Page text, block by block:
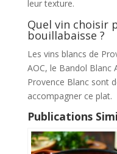
leur texture.
Quel vin choisir
bouillabaisse ?
Les vins blancs de
AOC, le Bandol Blanc
Provence Blanc sont
accompagner ce plat.
Publications